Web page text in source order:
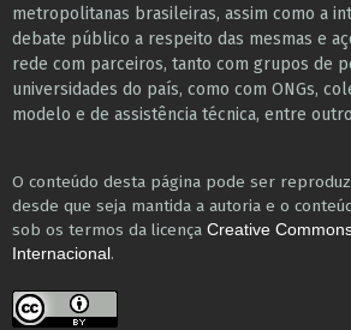
metropolitanas brasileiras, assim como a
debate público a respeito das mesmas e
r​e​de com parceiros, tanto com grupos de
universidades do país, como com ONGs,
modelo e de assistência técnica​, entre
O conteúdo desta página pode ser
desde que seja mantida a autoria e o
sob os termos da licença Creative
Internacional .